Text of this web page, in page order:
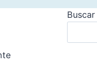
Buscar